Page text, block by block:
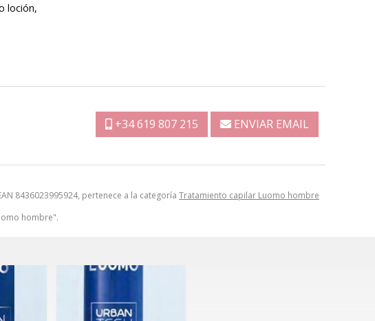
8436023995924, pertenece a la categoría Tratamiento capilar Luomo hombre
hombre".
loción,
+34 619 807 215 ENVIAR EMAIL